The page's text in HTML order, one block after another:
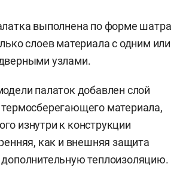
выполнена по форме шатра
слоев материала с одним или
узлами.
палаток добавлен слой
материала,
изнутри к конструкции
как и внешняя защита
теплоизоляцию.